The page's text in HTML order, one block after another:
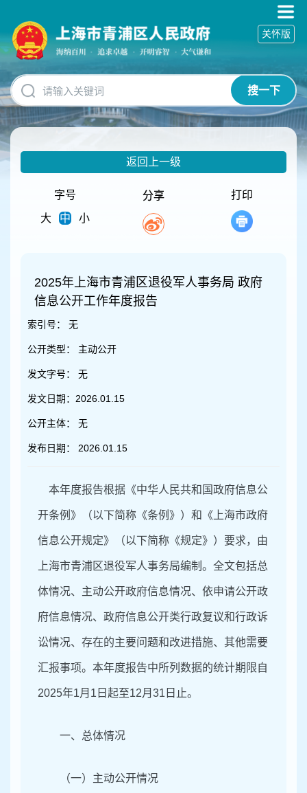
碍
操
明
跳
转
到
网
搜一下
关怀版
返回上一级
字号
大
中 小
分享 打印
2025年上海市青浦区退役军人事务局 政府
信息公开工作年度报告
索引号： 无
公开类型： 主动公开
发文字号： 无
发文日期： 2026.01.15
公开主体： 无
发布日期： 2026.01.15
本年度报告根据《中华人民共和国政府信息公
开条例》（以下简称《条例》）和《上海市政府
信息公开规定》（以下简称《规定》）要求，由
上海市青浦区退役军人事务局编制。全文包括总
体情况、主动公开政府信息情况、依申请公开政
府信息情况、政府信息公开类行政复议和行政诉
讼情况、存在的主要问题和改进措施、其他需要
汇报事项。本年度报告中所列数据的统计期限自
2025年1月 1 日起至12月 31 日止。
一、总体情况
（一）主动公开情况